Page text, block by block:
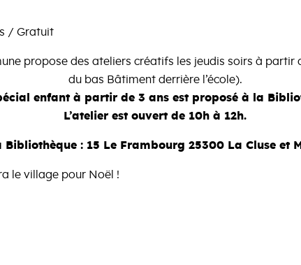
/ Gratuit
propose des ateliers créatifs les jeudis soirs à partir
du bas Bâtiment derrière l’école).
enfant à partir de 3 ans est proposé à la
L’atelier est ouvert de 10h à 12h.
Bibliothèque : 15 Le Frambourg 25300 La Cluse et
le village pour Noël !